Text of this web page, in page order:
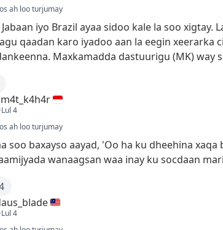
ah loo turjumay
Jabaan iyo Brazil ayaa sidoo kale la soo xigtay.
qaadan karo iyadoo aan la eegin xeerarka
Maxkamadda dastuurigu (MK)way
Lul 4
ah loo turjumay
soo baxayso aayad, 'Oo ha ku dheehina xaqa
wanaagsan waa inay ku socdaan
Lul 4